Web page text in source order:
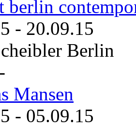
berlin
- 20.09.15
Berlin
Mansen
- 05.09.15